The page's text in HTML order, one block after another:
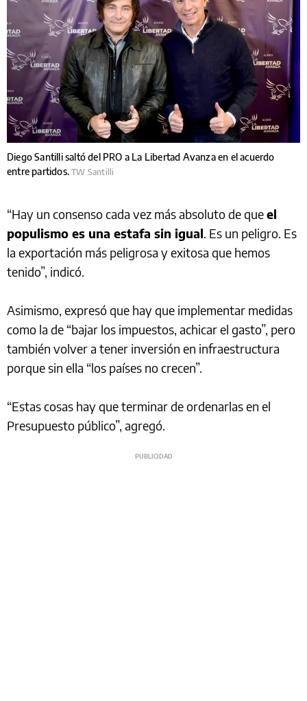
Diego Santilli saltó del PRO a La Libertad Avanza en el acuerdo
entre partidos.TW Santilli
“Hay un consenso cada vez más absoluto de queel
populismo es una estafa sin igual. Es un peligro. Es
la exportación más peligrosa y exitosa que hemos
tenido”, indicó.
Asimismo, expresó que hay que implementar medidas
como la de “bajar los impuestos, achicar el gasto”, pero
también volver a tener inversión en infraestructura
porque sin ella “los países no crecen”.
“Estas cosas hay que terminar de ordenarlas en el
Presupuesto público”, agregó.